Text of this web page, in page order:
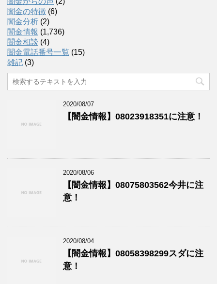
闇金の特徴 (6)
闇金分析 (2)
闇金情報 (1,736)
闇金相談 (4)
闇金電話番号一覧 (15)
雑記 (3)
2020/08/07
【闇金情報】08023918351に注意！
2020/08/06
【闇金情報】08075803562今井に注
意！
2020/08/04
【闇金情報】08058398299スダに注
意！